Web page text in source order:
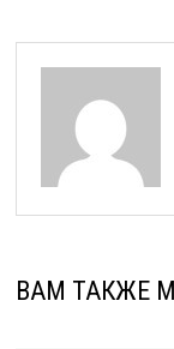
ВАМ ТАКЖЕ